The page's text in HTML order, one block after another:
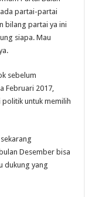
partai-partai
bilang partai ya ini
siapa. Mau
sebelum
Februari 2017,
untuk memilih
Desember bisa
dukung yang